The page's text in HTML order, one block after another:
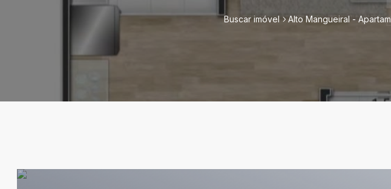
Buscar imóvel Alto Mangueiral -